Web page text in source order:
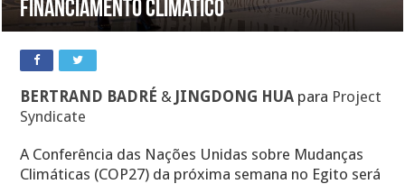
financiamento climático
BERTRAND BADRÉ & JINGDONG HUA para Project
Syndicate
A Conferência das Nações Unidas sobre Mudanças
Climáticas (COP27) da próxima semana no Egito será